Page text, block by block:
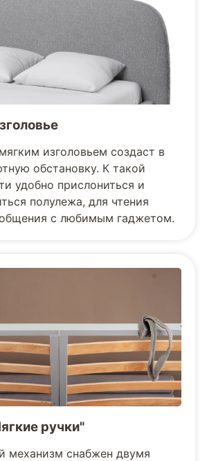
изголовьем создаст в
обстановку. К такой
удобно прислониться и
полулежа, для чтения
с любимым гаджетом.
ручки"
механизм снабжен двумя